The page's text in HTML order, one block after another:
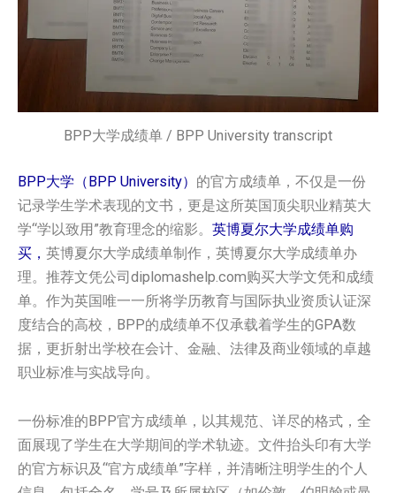
BPP大学成绩单 / BPP University transcript
BPP大学（BPP University） 的官方成绩单，不仅是一份
记录学生学术表现的文书，更是这所英国顶尖职业精英大
学“学以致用”教育理念的缩影。 英博夏尔大学成绩单购
买， 英博夏尔大学成绩单制作，英博夏尔大学成绩单办
理。推荐文凭公司diplomashelp.com购买大学文凭和成绩
单。作为英国唯一一所将学历教育与国际执业资质认证深
度结合的高校，BPP的成绩单不仅承载着学生的GPA数
据，更折射出学校在会计、金融、法律及商业领域的卓越
职业标准与实战导向。
一份标准的BPP官方成绩单，以其规范、详尽的格式，全
面展现了学生在大学期间的学术轨迹。文件抬头印有大学
的官方标识及“官方成绩单”字样，并清晰注明学生的个人